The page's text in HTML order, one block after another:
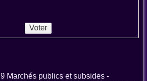
Marchés publics et subsides -